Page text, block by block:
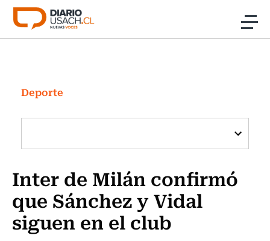
Click acá para ir directamente al contenido
Investigación
Cultura
Programas Radio y TV Usach
Deporte
Inter de Milán confirmó
que Sánchez y Vidal
siguen en el club